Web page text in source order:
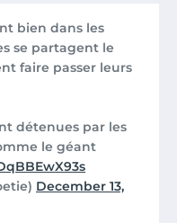
bien dans les
se partagent le
faire passer leurs
détenues par les
le géant
December 13,